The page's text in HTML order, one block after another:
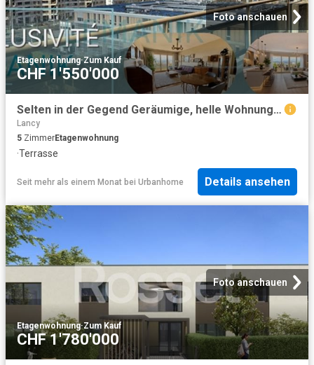
Foto anschauen
Etagenwohnung·Zum Kauf
CHF 1'550'000
Selten in der Gegend Geräumige, helle Wohnung mit Terrasse, nur wenige Minuten vom Stadtzentrum entfernt
Lancy
5 ZimmerEtagenwohnung
·Terrasse
Seit mehr als einem Monat bei Urbanhome Details ansehen
Foto anschauen
Etagenwohnung·Zum Kauf
CHF 1'780'000